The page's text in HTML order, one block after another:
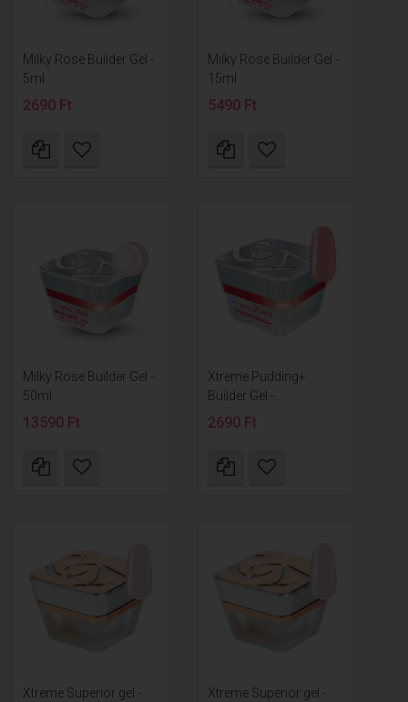
Milky Rose Builder Gel -
5ml
2690 Ft
Milky Rose Builder Gel -
15ml
5490 Ft
Milky Rose Builder Gel -
50ml
13590 Ft
Xtreme Pudding+
Builder Gel -...
2690 Ft
Xtreme Superior gel -
Xtreme Superior gel -